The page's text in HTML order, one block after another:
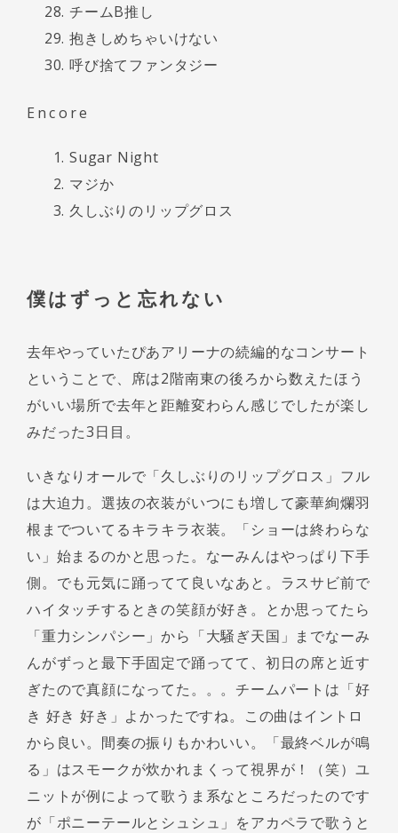
チームB推し
抱きしめちゃいけない
呼び捨てファンタジー
Encore
Sugar Night
マジか
久しぶりのリップグロス
僕はずっと忘れない
去年やっていたぴあアリーナの続編的なコンサート
ということで、席は2階南東の後ろから数えたほう
がいい場所で去年と距離変わらん感じでしたが楽し
みだった3日目。
いきなりオールで「久しぶりのリップグロス」フル
は大迫力。選抜の衣装がいつにも増して豪華絢爛羽
根までついてるキラキラ衣装。「ショーは終わらな
い」始まるのかと思った。なーみんはやっぱり下手
側。でも元気に踊ってて良いなあと。ラスサビ前で
ハイタッチするときの笑顔が好き。とか思ってたら
「重力シンパシー」から「大騒ぎ天国」までなーみ
んがずっと最下手固定で踊ってて、初日の席と近す
ぎたので真顔になってた。。。チームパートは「好
き 好き 好き」よかったですね。この曲はイントロ
から良い。間奏の振りもかわいい。「最終ベルが鳴
る」はスモークが炊かれまくって視界が！（笑）ユ
ニットが例によって歌うま系なところだったのです
が「ポニーテールとシュシュ」をアカペラで歌うと